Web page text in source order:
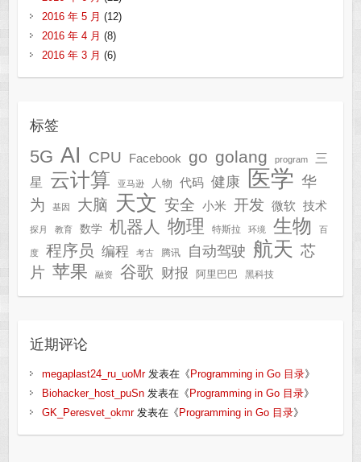
2016 年 5 月 (12)
2016 年 4 月 (8)
2016 年 3 月 (6)
标签
5G AI CPU Facebook go golang program
三
星
云计算 亚马逊 人物 代码 健康 医学 华
为
基因 大脑 天文 安全 小米 开发 微软 技术
探月 教育 数学 机器人 物理 特斯拉 环境 生物 百
度 程序员 编程 考古 腾讯 自动驾驶 航天 芯
片 苹果 融资 谷歌 财报 阿里巴巴 黑科技
近期评论
megaplast24_ru_uoMr发表在《 Programming in Go 目录》
Biohacker_host_puSn发表在《 Programming in Go 目录》
GK_Peresvet_okmr发表在《 Programming in Go 目录》